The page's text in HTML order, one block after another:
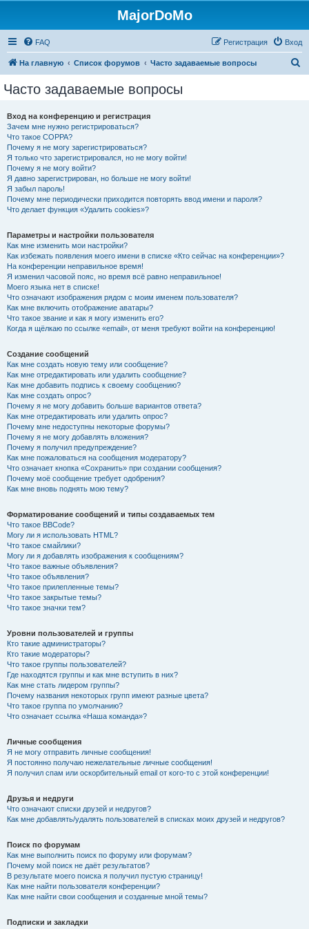
MajorDoMo
FAQ Вход
Регистрация
На главную Список форумов Часто задаваемые вопросы
Часто задаваемые вопросы
Вход на конференцию и регистрация
Зачем мне нужно регистрироваться?
Что такое COPPA?
Почему я не могу зарегистрироваться?
Я только что зарегистрировался, но не могу войти!
Почему я не могу войти?
Я давно зарегистрирован, но больше не могу войти!
Я забыл пароль!
Почему мне периодически приходится повторять ввод имени и пароля?
Что делает функция «Удалить cookies»?
Параметры и настройки пользователя
Как мне изменить мои настройки?
Как избежать появления моего имени в списке «Кто сейчас на конференции»?
На конференции неправильное время!
Я изменил часовой пояс, но время всё равно неправильное!
Моего языка нет в списке!
Что означают изображения рядом с моим именем пользователя?
Как мне включить отображение аватары?
Что такое звание и как я могу изменить его?
Когда я щёлкаю по ссылке «email», от меня требуют войти на конференцию!
Создание сообщений
Как мне создать новую тему или сообщение?
Как мне отредактировать или удалить сообщение?
Как мне добавить подпись к своему сообщению?
Как мне создать опрос?
Почему я не могу добавить больше вариантов ответа?
Как мне отредактировать или удалить опрос?
Почему мне недоступны некоторые форумы?
Почему я не могу добавлять вложения?
Почему я получил предупреждение?
Как мне пожаловаться на сообщения модератору?
Что означает кнопка «Сохранить» при создании сообщения?
Почему моё сообщение требует одобрения?
Как мне вновь поднять мою тему?
Форматирование сообщений и типы создаваемых тем
Что такое BBCode?
Могу ли я использовать HTML?
Что такое смайлики?
Могу ли я добавлять изображения к сообщениям?
Что такое важные объявления?
Что такое объявления?
Что такое прилепленные темы?
Что такое закрытые темы?
Что такое значки тем?
Уровни пользователей и группы
Кто такие администраторы?
Кто такие модераторы?
Что такое группы пользователей?
Где находятся группы и как мне вступить в них?
Как мне стать лидером группы?
Почему названия некоторых групп имеют разные цвета?
Что такое группа по умолчанию?
Что означает ссылка «Наша команда»?
Личные сообщения
Я не могу отправить личные сообщения!
Я постоянно получаю нежелательные личные сообщения!
Я получил спам или оскорбительный email от кого-то с этой конференции!
Друзья и недруги
Что означают списки друзей и недругов?
Как мне добавлять/удалять пользователей в списках моих друзей и недругов?
Поиск по форумам
Как мне выполнить поиск по форуму или форумам?
Почему мой поиск не даёт результатов?
В результате моего поиска я получил пустую страницу!
Как мне найти пользователя конференции?
Как мне найти свои сообщения и созданные мной темы?
Подписки и закладки